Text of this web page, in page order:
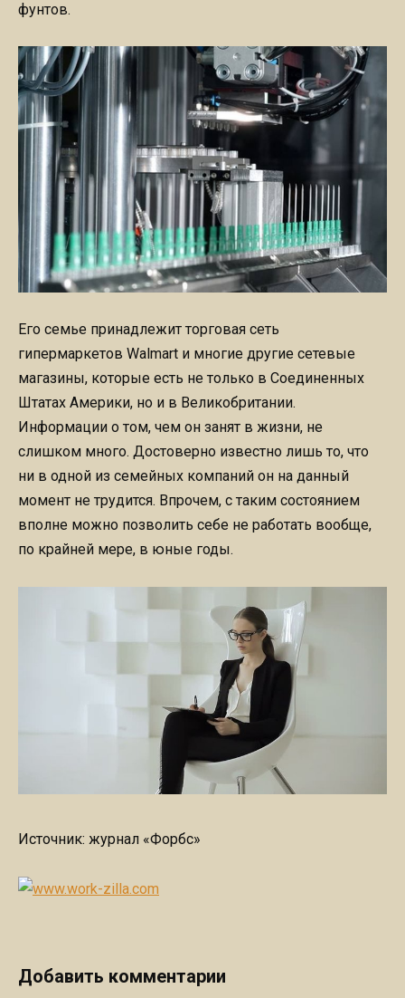
фунтов.
Его семье принадлежит торговая сеть
гипермаркетов Walmart и многие другие сетевые
магазины, которые есть не только в Соединенных
Штатах Америки, но и в Великобритании.
Информации о том, чем он занят в жизни, не
слишком много. Достоверно известно лишь то, что
ни в одной из семейных компаний он на данный
момент не трудится. Впрочем, с таким состоянием
вполне можно позволить себе не работать вообще,
по крайней мере, в юные годы.
Источник: журнал «Форбс»
Добавить комментарии